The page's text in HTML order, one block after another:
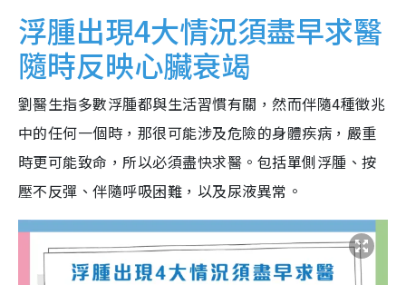
浮腫出現4大情況須盡早求醫
隨時反映心臟衰竭
劉醫生指多數浮腫都與生活習慣有關，然而伴隨4種徵兆
中的任何一個時，那很可能涉及危險的身體疾病，嚴重
時更可能致命，所以必須盡快求醫。包括單側浮腫、按
壓不反彈、伴隨呼吸困難，以及尿液異常。